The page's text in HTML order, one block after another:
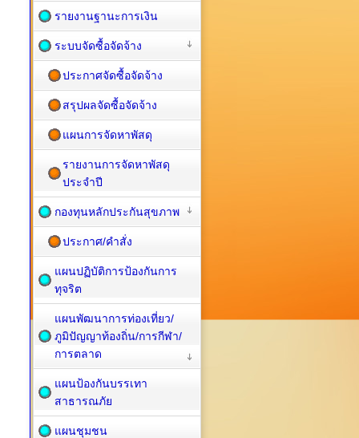
รายงานฐานะการเงิน
ระบบจัดซื้อจัดจ้าง
ประกาศจัดซื้อจัดจ้าง
สรุปผลจัดซื้อจัดจ้าง
แผนการจัดหาพัสดุ
รายงานการจัดหาพัสดุ
ประจำปี
กองทุนหลักประกันสุขภาพ
ประกาศ/คำสั่ง
แผนปฏิบัติการป้องกันการ
ทุจริต
แผนพัฒนาการท่องเที่ยว/
ภูมิปัญญาท้องถิ่น/การกีฬา/
การตลาด
แผนป้องกันบรรเทา
สาธารณภัย
แผนชุมชน